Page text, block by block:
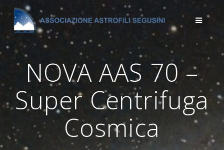
Salta
al
contenuto
NOVA AAS 70 –
Super Centrifuga
Cosmica